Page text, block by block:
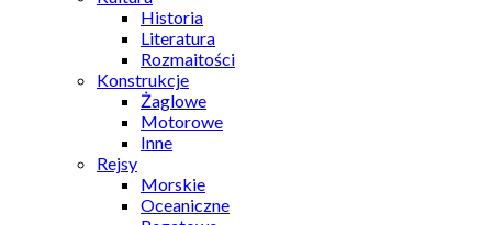
Historia
Literatura
Rozmaitości
Konstrukcje
Żaglowe
Motorowe
Inne
Rejsy
Morskie
Oceaniczne